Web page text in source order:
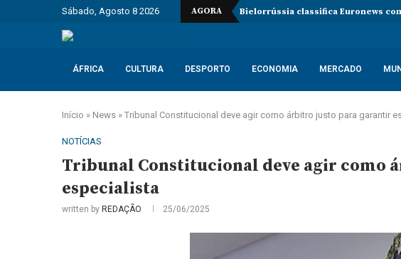
Sábado, Agosto 8 2026 AGORA Bielorrússia classifica Euronews
ÁFRICA CULTURA DESPORTO ECONOMIA MERCADO
Início » News » Tribunal Constitucional deve agir como árbitro justo para garantir
NOTÍCIAS
Tribunal Constitucional deve agir
especialista
written by REDAÇÃO 25/06/2025